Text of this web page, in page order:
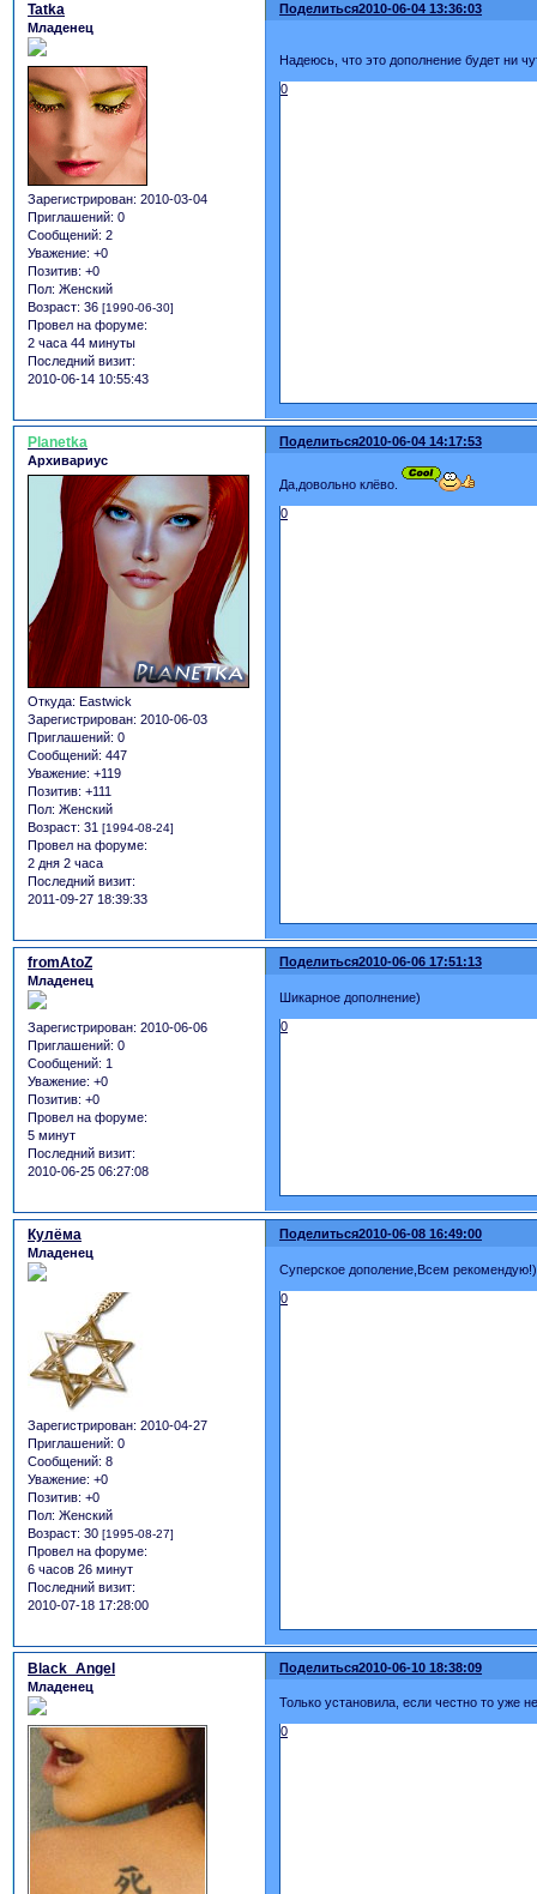
Поделиться2010-06-04 13:36:03
Tatka
Младенец
Зарегистрирован: 2010-03-04
Приглашений: 0
Сообщений: 2
Уважение: +0
Позитив: +0
Пол: Женский
Возраст: 36 [1990-06-30]
Провел на форуме:
2 часа 44 минуты
Последний визит:
2010-06-14 10:55:43
Надеюсь, что это дополнение будет ни
0
Поделиться2010-06-04 14:17:53
Planetka
Архивариус
Откуда: Eastwick
Зарегистрирован: 2010-06-03
Приглашений: 0
Сообщений: 447
Уважение: +119
Позитив: +111
Пол: Женский
Возраст: 31 [1994-08-24]
Провел на форуме:
2 дня 2 часа
Последний визит:
2011-09-27 18:39:33
Да,довольно клёво.
0
Поделиться2010-06-06 17:51:13
fromAtoZ
Младенец
Зарегистрирован: 2010-06-06
Приглашений: 0
Сообщений: 1
Уважение: +0
Позитив: +0
Провел на форуме:
5 минут
Последний визит:
2010-06-25 06:27:08
Шикарное дополнение)
0
Поделиться2010-06-08 16:49:00
Кулёма
Младенец
Зарегистрирован: 2010-04-27
Приглашений: 0
Сообщений: 8
Уважение: +0
Позитив: +0
Пол: Женский
Возраст: 30 [1995-08-27]
Провел на форуме:
6 часов 26 минут
Последний визит:
2010-07-18 17:28:00
Суперское дополение,Всем
0
Поделиться2010-06-10 18:38:09
Black_Angel
Младенец
Только установила, если честно то уже
0